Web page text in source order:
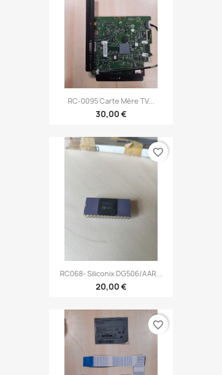
RC-0095 Carte Mère TV...
30,00 €
RC068- Siliconix DG506/AAR...
20,00 €
favorite_border
favorite_border